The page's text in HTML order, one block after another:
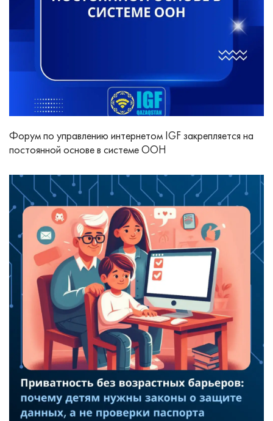
Форум по управлению интернетом IGF закрепляется на
постоянной основе в системе ООН